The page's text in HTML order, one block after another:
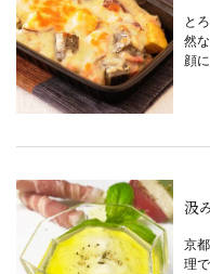
と
然
顔
汲
京
理